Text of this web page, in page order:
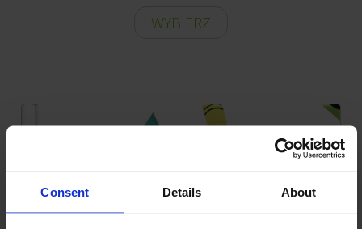
Consent Details About
WYBIERZ